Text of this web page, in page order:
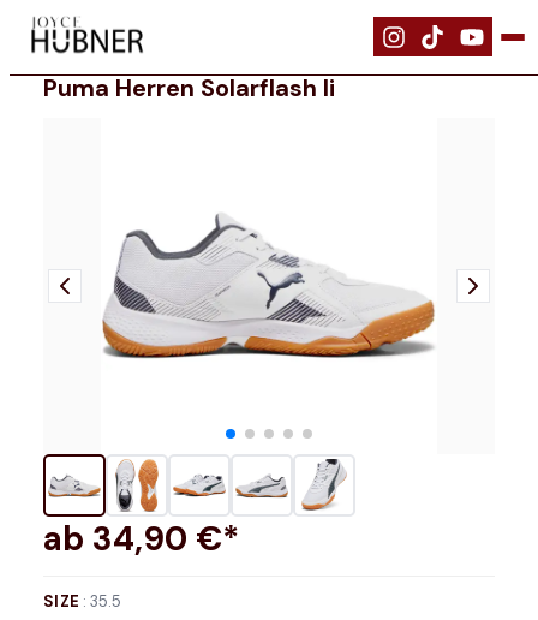
| Schuhe |
Puma Herren Solarflash Ii
ab 34,90 €*
SIZE :35.5